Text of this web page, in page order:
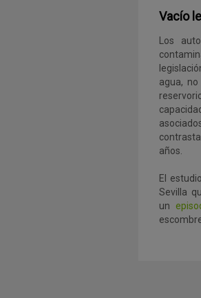
Vacío
Los
agua,
años.
El
Sevilla
un